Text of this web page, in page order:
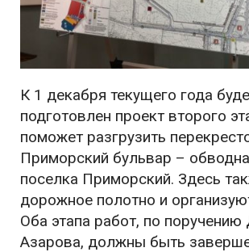
К 1 декабря текущего года
подготовлен проект второго
поможет разгрузить
Приморский бульвар –
поселка Приморский. Здесь
дорожное полотно и
Оба этапа работ, по
Азарова, должны быть